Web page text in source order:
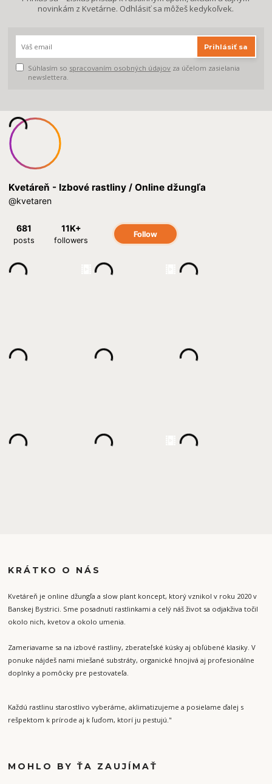
novinkám z Kvetárne. Odhlásiť sa môžeš kedykoľvek.
Prihlásiť sa
Súhlasím so spracovaním osobných údajov za účelom zasielania
newslettera.
KRÁTKO O NÁS
Kvetáreň je online džungľa a slow plant koncept, ktorý vznikol v roku 2020 v
Banskej Bystrici. Sme posadnutí rastlinkami a celý náš život sa odjakživa točil
okolo nich, kvetov a okolo umenia.
Zameriavame sa na izbové rastliny, zberateľské kúsky aj obľúbené klasiky. V
ponuke nájdeš nami miešané substráty, organické hnojivá aj profesionálne
doplnky a pomôcky pre pestovateľa.
Každú rastlinu starostlivo vyberáme, aklimatizujeme a posielame ďalej s
rešpektom k prírode aj k ľuďom, ktorí ju pestujú."
MOHLO BY ŤA ZAUJÍMAŤ